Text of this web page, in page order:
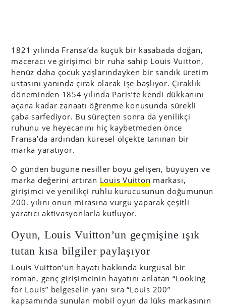
1821 yılında Fransa’da küçük bir kasabada doğan,
maceracı ve girişimci bir ruha sahip Louis Vuitton,
henüz daha çocuk yaşlarındayken bir sandık üretim
ustasını yanında çırak olarak işe başlıyor. Çıraklık
döneminden 1854 yılında Paris’te kendi dükkanını
açana kadar zanaatı öğrenme konusunda sürekli
çaba sarfediyor. Bu süreçten sonra da yenilikçi
ruhunu ve heyecanını hiç kaybetmeden önce
Fransa’da ardından küresel ölçekte tanınan bir
marka yaratıyor.
O günden bugüne nesiller boyu gelişen, büyüyen ve
marka değerini artıran Louis Vuitton markası,
girişimci ve yenilikçi ruhlu kurucusunun doğumunun
200. yılını onun mirasına vurgu yaparak çeşitli
yaratıcı aktivasyonlarla kutluyor.
Oyun, Louis Vuitton’un geçmişine ışık
tutan kısa bilgiler paylaşıyor
Louis Vuitton’un hayatı hakkında kurgusal bir
roman, genç girişimcinin hayatını anlatan “Looking
for Louis” belgeselin yanı sıra “Louis 200”
kapsamında sunulan mobil oyun da lüks markasının